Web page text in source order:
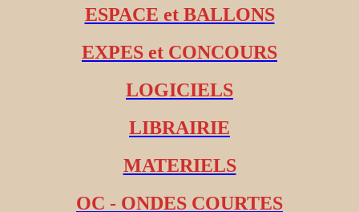
ESPACE et BALLONS
EXPES et CONCOURS
LOGICIELS
LIBRAIRIE
MATERIELS
OC - ONDES COURTES